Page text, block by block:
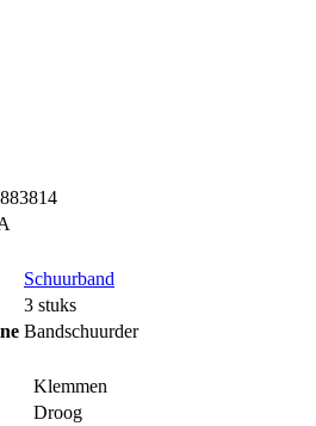
Schuurband
3 stuks
Bandschuurder
Klemmen
Droog